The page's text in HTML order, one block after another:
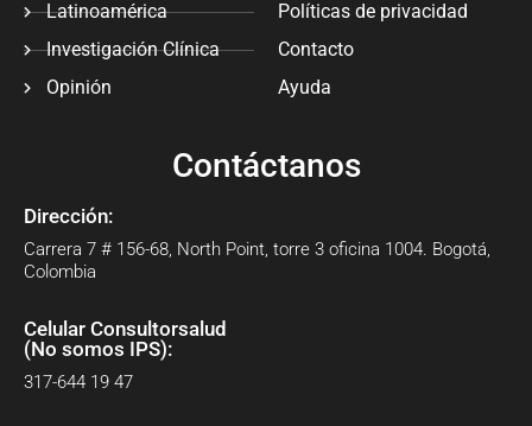
Latinoamérica
Investigación Clínica
Opinión
Políticas de privacidad
Contacto
Ayuda
Contáctanos
Dirección:
Carrera 7 # 156-68, North Point, torre 3 oficina 1004. Bogotá,
Colombia
Celular Consultorsalud
(No somos IPS):
317-644 19 47